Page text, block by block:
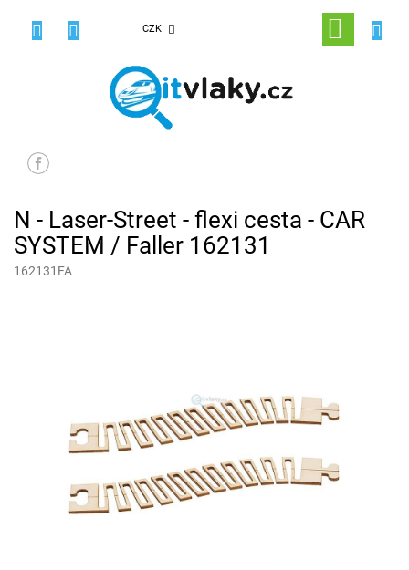
CZK
NÁKUPNÍ
KOŠÍK
N - Laser-Street - flexi cesta - CAR
SYSTEM / Faller 162131
162131FA